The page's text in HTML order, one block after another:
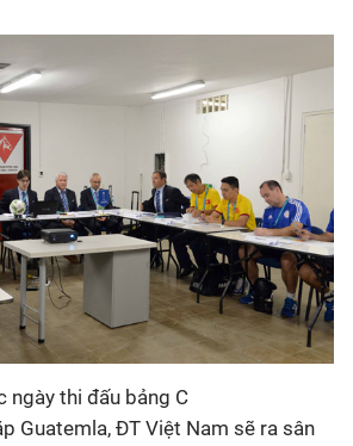
ngày thi đấu bảng C
Guatemla, ĐT Việt Nam sẽ ra sân